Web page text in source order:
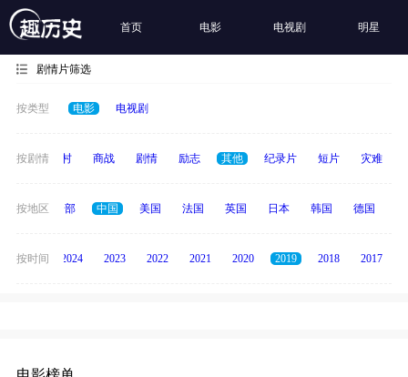
首页 电影 电视剧 明星
剧情片筛选
按类型 电影 电视剧
按剧情
历史 乡村 商战 剧情 励志 其他 纪录片 短片 灾难
按地区 全部 中国 美国 法国 英国 日本 韩国 德国
按时间
2025 2024 2023 2022 2021 2020 2019 2018 2017